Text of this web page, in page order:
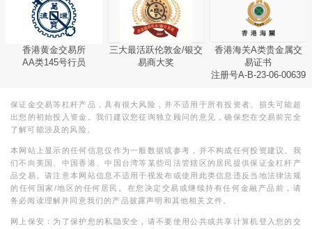
香港黄金交易所
AA类145号行员
三大最活跃伦敦金/银交
易商大奖
香港海关A类贵金属交
易证书
注册号A-B-23-06-00639
保证金交易等杠杆产品，具有很大风险，并不适用于所有投资者。损失可能超
出您的初始投入资金。我们建议您征询独立顾问的意见，确保您在交易前完全
了解可能涉及的风险。
本网站上显示的任何信息仅作为一般数据或参考，并不构成任何投资建议。我
们不向美国、中国香港、中国台湾等某些司法管辖区的居民提供保证金杠杆产
品交易。请注意本网站信息不适用于视发布或使用此类信息违反当地法律法规
的任何国家/地区的任何居民。在您决定交易或继续持有任何金融产品前，请
务必阅读理解并同意我们的产品披露声明和其他相关文件。
网上保安：为了保护您的私隐安全，请不要使用公共或共享计算机登入您的交